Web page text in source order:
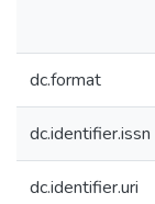
dc.format
dc.identifier.issn
dc.identifier.uri